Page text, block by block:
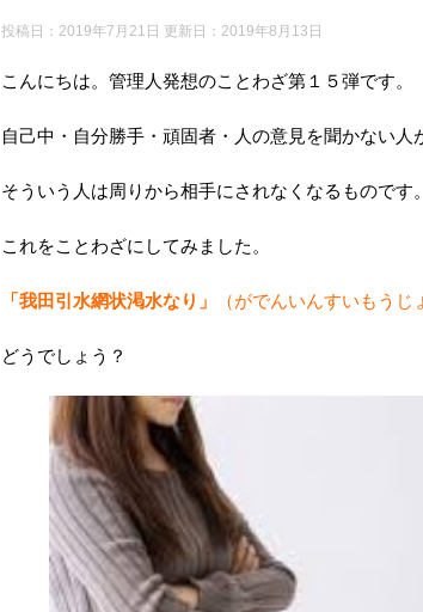
投稿日：2019年7月21日 更新日： 2019年8月13日
こんにちは。管理人発想のことわざ第１５弾です。
自己中・自分勝手・頑固者・人の意見を聞かない人
そういう人は周りから相手にされなくなるものです。
これをことわざにしてみました。
「我田引水網状渇水なり」 （がでんいんすいもうじ
どうでしょう？